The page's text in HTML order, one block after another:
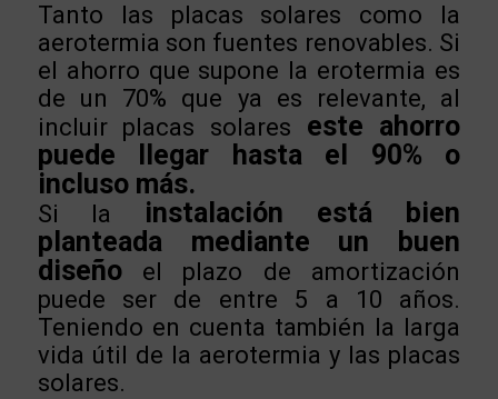
Tanto las placas solares como la
aerotermia son fuentes renovables. Si
el ahorro que supone la erotermia es
de un 70% que ya es relevante, al
incluir placas solares este ahorro
puede llegar hasta el 90% o
incluso más.
Si la
instalación está bien
planteada mediante un buen
diseñoel plazo de amortización
puede ser de entre 5 a 10 años.
Teniendo en cuenta también la larga
vida útil de la aerotermia y las placas
solares.